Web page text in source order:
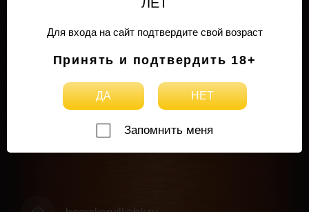
Для входа на сайт подтвердите свой возраст
Принять и подтвердить 18+
ДА НЕТ
Запомнить меня